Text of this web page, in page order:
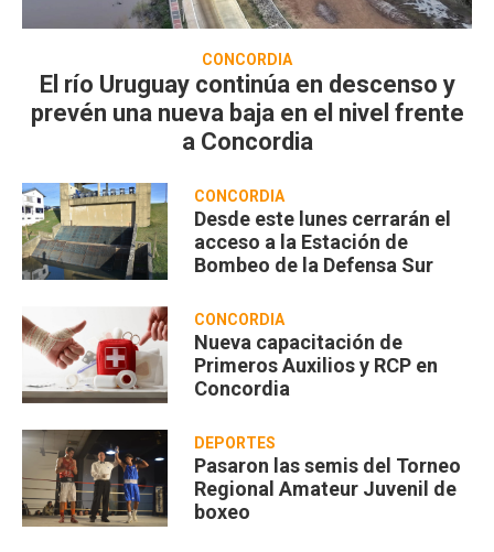
CONCORDIA
El río Uruguay continúa en descenso y
prevén una nueva baja en el nivel frente
a Concordia
CONCORDIA
Desde este lunes cerrarán el
acceso a la Estación de
Bombeo de la Defensa Sur
CONCORDIA
Nueva capacitación de
Primeros Auxilios y RCP en
Concordia
DEPORTES
Pasaron las semis del Torneo
Regional Amateur Juvenil de
boxeo